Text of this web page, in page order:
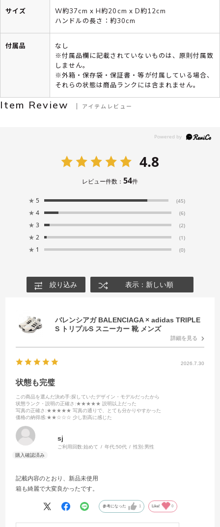
サイズ
W約37cm x H約20cm x D約12cm
ハンドルの長さ：約30cm
付属品
なし
※付属品欄に記載されていないものは、原則付属致
しません。
※外箱・保存袋・保証書・等が付属している場合、
それらの状態は商品ランクには含まれません。
Item Review アイテムレビュー
4.8
レビュー件数： 54件
★ 5 (45)
★ 4 (6)
★ 3 (2)
★ 2 (1)
★ 1 (0)
絞り込み 表示：新しい順
バレンシアガ BALENCIAGA × adidas TRIPLE
S トリプルS スニーカー 靴 メンズ
詳細を見る
2026.7.30
状態も完璧
この商品を選んだ決め手:探していたデザイン・モデルだったから
状態ランク・説明の正確さ :★★★★★ 説明以上だった
写真の正確さ :★★★★★ 写真の通りで、とても分かりやすかった
価格の納得感:★★☆☆☆ 少し割高に感じた
sj
ご利用回数:始めて 年代:50代 性別:男性
記載内容のとおり、新品未使用
箱も綺麗で大変良かったです。
参考になった 1 Like! 0